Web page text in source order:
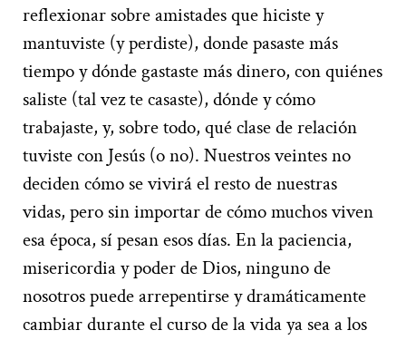
reflexionar sobre amistades que hiciste y
mantuviste (y perdiste), donde pasaste más
tiempo y dónde gastaste más dinero, con quiénes
saliste (tal vez te casaste), dónde y cómo
trabajaste, y, sobre todo, qué clase de relación
tuviste con Jesús (o no). Nuestros veintes no
deciden cómo se vivirá el resto de nuestras
vidas, pero sin importar de cómo muchos viven
esa época, sí pesan esos días. En la paciencia,
misericordia y poder de Dios, ninguno de
nosotros puede arrepentirse y dramáticamente
cambiar durante el curso de la vida ya sea a los